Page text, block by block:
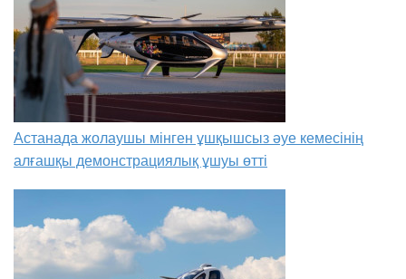
Астанада жолаушы мінген ұшқышсыз әуе кемесінің
алғашқы демонстрациялық ұшуы өтті